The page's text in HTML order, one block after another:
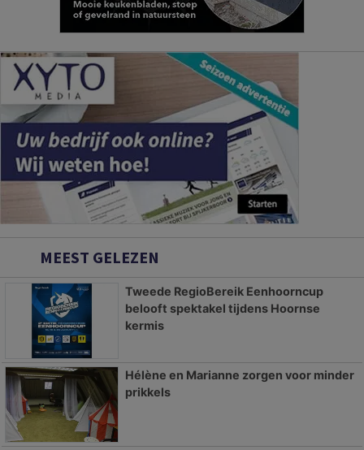
MEEST GELEZEN
Tweede RegioBereik Eenhoorncup
belooft spektakel tijdens Hoornse
kermis
Hélène en Marianne zorgen voor minder
prikkels